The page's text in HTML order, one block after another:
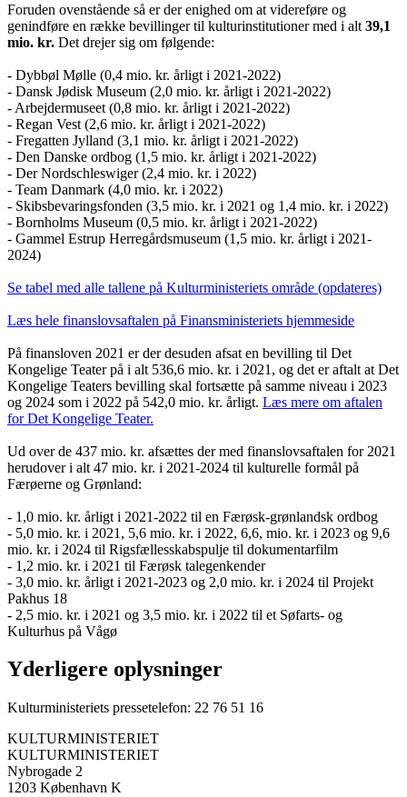
Foruden ovenstående så er der enighed om at videreføre og
genindføre en række bevillinger til kulturinstitutioner med i alt 39,1
mio. kr. Det drejer sig om følgende:
- Dybbøl Mølle (0,4 mio. kr. årligt i 2021-2022)
- Dansk Jødisk Museum (2,0 mio. kr. årligt i 2021-2022)
- Arbejdermuseet (0,8 mio. kr. årligt i 2021-2022)
- Regan Vest (2,6 mio. kr. årligt i 2021-2022)
- Fregatten Jylland (3,1 mio. kr. årligt i 2021-2022)
- Den Danske ordbog (1,5 mio. kr. årligt i 2021-2022)
- Der Nordschleswiger (2,4 mio. kr. i 2022)
- Team Danmark (4,0 mio. kr. i 2022)
- Skibsbevaringsfonden (3,5 mio. kr. i 2021 og 1,4 mio. kr. i 2022)
- Bornholms Museum (0,5 mio. kr. årligt i 2021-2022)
- Gammel Estrup Herregårdsmuseum (1,5 mio. kr. årligt i 2021-
2024)
Se tabel med alle tallene på Kulturministeriets område (opdateres)
Læs hele finanslovsaftalen på Finansministeriets hjemmeside
På finansloven 2021 er der desuden afsat en bevilling til Det
Kongelige Teater på i alt 536,6 mio. kr. i 2021, og det er aftalt at Det
Kongelige Teaters bevilling skal fortsætte på samme niveau i 2023
og 2024 som i 2022 på 542,0 mio. kr. årligt. Læs mere om aftalen
for Det Kongelige Teater.
Ud over de 437 mio. kr. afsættes der med finanslovsaftalen for 2021
herudover i alt 47 mio. kr. i 2021-2024 til kulturelle formål på
Færøerne og Grønland:
- 1,0 mio. kr. årligt i 2021-2022 til en Færøsk-grønlandsk ordbog
- 5,0 mio. kr. i 2021, 5,6 mio. kr. i 2022, 6,6, mio. kr. i 2023 og 9,6
mio. kr. i 2024 til Rigsfællesskabspulje til dokumentarfilm
- 1,2 mio. kr. i 2021 til Færøsk talegenkender
- 3,0 mio. kr. årligt i 2021-2023 og 2,0 mio. kr. i 2024 til Projekt
Pakhus 18
- 2,5 mio. kr. i 2021 og 3,5 mio. kr. i 2022 til et Søfarts- og
Kulturhus på Vågø
Yderligere oplysninger
Kulturministeriets pressetelefon: 22 76 51 16
KULTURMINISTERIET
KULTURMINISTERIET
Nybrogade 2
1203 København K